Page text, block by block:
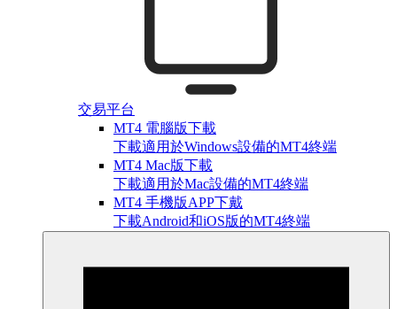
交易平台
MT4 電腦版下載
下載適用於Windows設備的MT4終端
MT4 Mac版下載
下載適用於Mac設備的MT4終端
MT4 手機版APP下戴
下載Android和iOS版的MT4終端